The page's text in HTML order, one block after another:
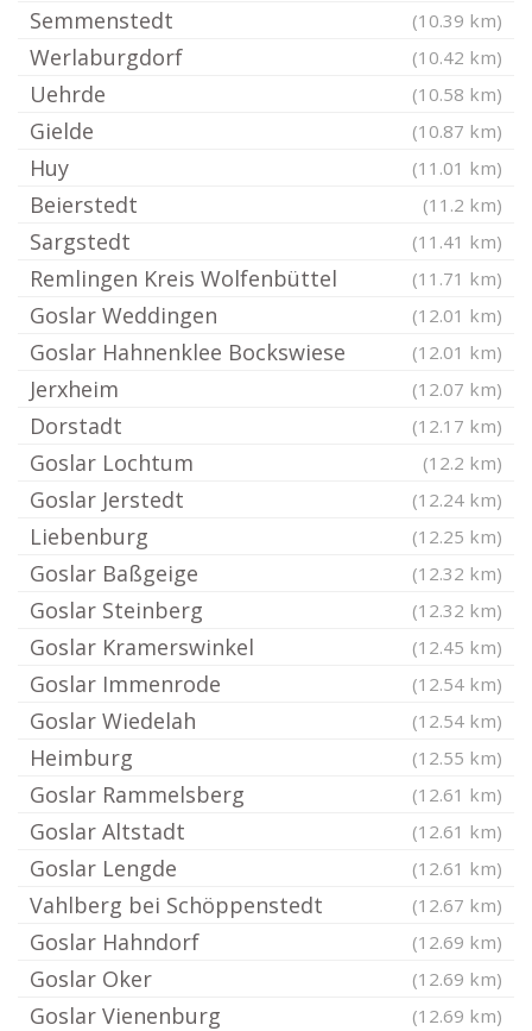
Semmenstedt (10.39 km)
Werlaburgdorf (10.42 km)
Uehrde (10.58 km)
Gielde (10.87 km)
Huy (11.01 km)
Beierstedt (11.2 km)
Sargstedt (11.41 km)
Remlingen Kreis Wolfenbüttel (11.71 km)
Goslar Weddingen (12.01 km)
Goslar Hahnenklee Bockswiese (12.01 km)
Jerxheim (12.07 km)
Dorstadt (12.17 km)
Goslar Lochtum (12.2 km)
Goslar Jerstedt (12.24 km)
Liebenburg (12.25 km)
Goslar Baßgeige (12.32 km)
Goslar Steinberg (12.32 km)
Goslar Kramerswinkel (12.45 km)
Goslar Immenrode (12.54 km)
Goslar Wiedelah (12.54 km)
Heimburg (12.55 km)
Goslar Rammelsberg (12.61 km)
Goslar Altstadt (12.61 km)
Goslar Lengde (12.61 km)
Vahlberg bei Schöppenstedt (12.67 km)
Goslar Hahndorf (12.69 km)
Goslar Oker (12.69 km)
Goslar Vienenburg (12.69 km)